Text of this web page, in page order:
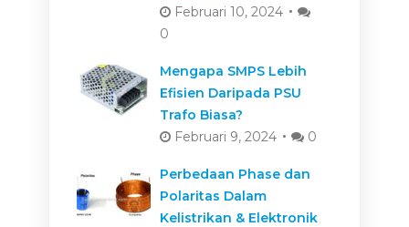
Februari 10, 2024
0
Mengapa SMPS Lebih
Efisien Daripada PSU
Trafo Biasa?
Februari 9, 2024
0
Perbedaan Phase dan
Polaritas Dalam
Kelistrikan & Elektronik